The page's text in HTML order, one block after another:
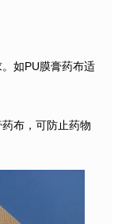
如PU膜膏药布适
布，可防止药物